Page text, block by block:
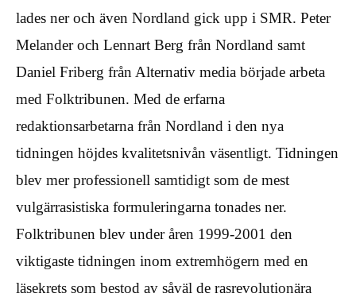
lades ner och även Nordland gick upp i SMR. Peter
Melander och Lennart Berg från Nordland samt
Daniel Friberg från Alternativ media började arbeta
med Folktribunen. Med de erfarna
redaktionsarbetarna från Nordland i den nya
tidningen höjdes kvalitetsnivån väsentligt. Tidningen
blev mer professionell samtidigt som de mest
vulgärrasistiska formuleringarna tonades ner.
Folktribunen blev under åren 1999-2001 den
viktigaste tidningen inom extremhögern med en
läsekrets som bestod av såväl de rasrevolutionära